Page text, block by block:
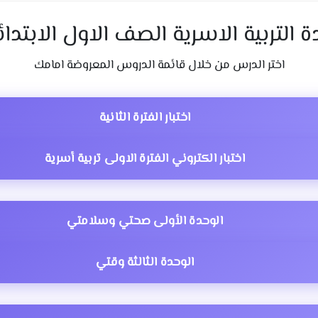
التربية الاسرية الصف الاول
اختر الدرس من خلال قائمة الدروس المعروضة امامك
اختبار الفترة الثانية
اختبار الكتروني الفترة الاولى تربية أسرية
الوحدة الأولى صحتي وسلامتي
الوحدة الثالثة وقتي